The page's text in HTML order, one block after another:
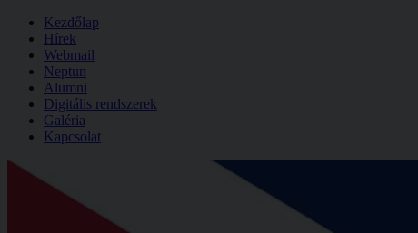
Kezdőlap
Hírek
Webmail
Neptun
Alumni
Digitális rendszerek
Galéria
Kapcsolat